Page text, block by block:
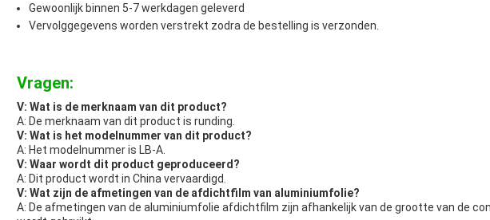
Gewoonlijk binnen 5-7 werkdagen geleverd
Vervolggegevens worden verstrekt zodra de bestelling is verzonden.
Vragen:
V: Wat is de merknaam van dit product?
A: De merknaam van dit product is runding.
V: Wat is het modelnummer van dit product?
A: Het modelnummer is LB-A.
V: Waar wordt dit product geproduceerd?
A: Dit product wordt in China vervaardigd.
V: Wat zijn de afmetingen van de afdichtfilm van aluminiumfolie?
A: De afmetingen van de aluminiumfolie afdichtfilm zijn afhankelijk van de grootte van de